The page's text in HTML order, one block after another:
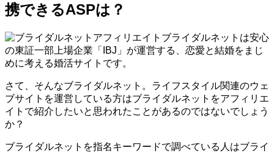
携できるASPは？
ブライダルネットは安心
の東証一部上場企業「IBJ」が運営する、恋愛と結婚をまじ
めに考える婚活サイトです。
さて、そんなブライダルネット。ライフスタイル関連のウェ
ブサイトを運営している方はブライダルネットをアフィリエ
イトで紹介したいと思われたことがあるのではないでしょう
か？
ブライダルネットを指名キーワードで調べている人はブライ